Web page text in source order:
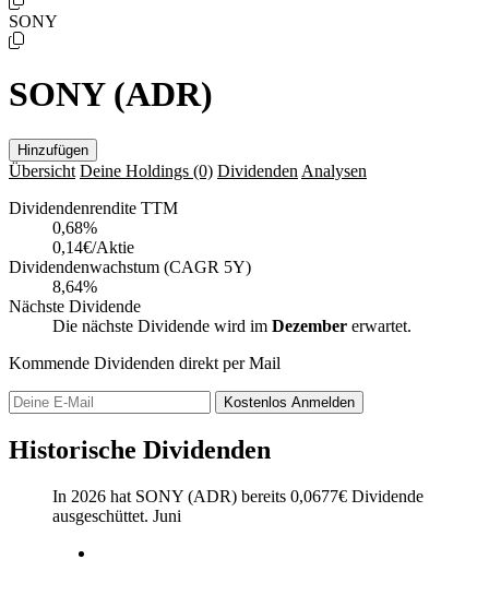
SONY
SONY (ADR)
Hinzufügen
Übersicht Deine Holdings (0) Dividenden Analysen
Dividendenrendite TTM
0,68%
0,14€/Aktie
Dividendenwachstum (CAGR 5Y)
8,64%
Nächste Dividende
Die nächste Dividende wird im Dezember erwartet.
Kommende Dividenden direkt per Mail
Kostenlos Anmelden
Historische Dividenden
In 2026 hat SONY (ADR) bereits 0,0677€ Dividende
ausgeschüttet. Juni